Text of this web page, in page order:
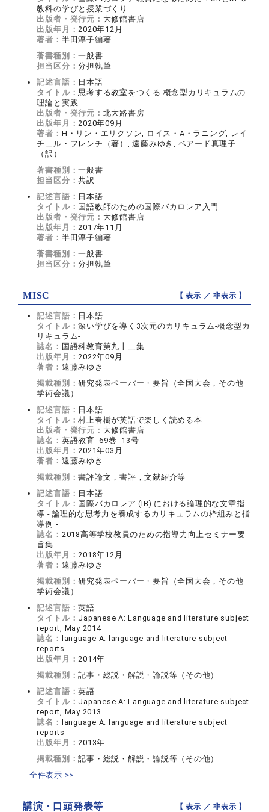
教科の学びと授業づくり
出版者・発行元： 大修館書店
出版年月：2020年12月
著者： 半田淳子編著
著書種別：一般書
担当区分：分担執筆
記述言語： 日本語
タイトル：思考する教室をつくる 概念型カリキュラムの
理論と実践
出版者・発行元： 北大路書房
出版年月：2020年09月
著者： H・リン・エリクソン, ロイス・A・ラニング, レイ
チェル・フレンチ（著）, 遠藤みゆき, ベアード真理子
（訳）
著書種別：一般書
担当区分：共訳
記述言語： 日本語
タイトル： 国語教師のための国際バカロレア入門
出版者・発行元： 大修館書店
出版年月：2017年11月
著者： 半田淳子編著
著書種別：一般書
担当区分：分担執筆
MISC 【 表示 ／非表示 】
記述言語： 日本語
タイトル：深い学びを導く3次元のカリキュラム-概念型カ
リキュラム-
誌名： 国語科教育第九十二集
出版年月：2022年09月
著者： 遠藤みゆき
掲載種別：研究発表ペーパー・要旨（全国大会，その他
学術会議）
記述言語： 日本語
タイトル：村上春樹が英語で楽しく読める本
出版者・発行元： 大修館書店
誌名： 英語教育 69巻 13号
出版年月：2021年03月
著者： 遠藤みゆき
掲載種別：書評論文，書評，文献紹介等
記述言語： 日本語
タイトル： 国際バカロレア (IB) における論理的な文章指
導 - 論理的な思考力を養成するカリキュラムの枠組みと指
導例 -
誌名： 2018高等学校教員のための指導力向上セミナー要
旨集
出版年月：2018年12月
著者： 遠藤みゆき
掲載種別：研究発表ペーパー・要旨（全国大会，その他
学術会議）
記述言語：英語
タイトル： Japanese A: Language and literature subject
report, May 2014
誌名：
language A: language and literature subject
reports
出版年月：2014年
掲載種別：記事・総説・解説・論説等（その他）
記述言語：英語
タイトル： Japanese A: Language and literature subject
report, May 2013
誌名：
language A: language and literature subject
reports
出版年月：2013年
掲載種別：記事・総説・解説・論説等（その他）
全件表示 >>
講演・口頭発表等 【 表示 ／非表示 】